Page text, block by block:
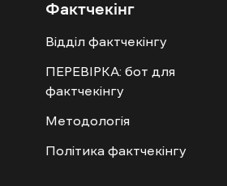
Фактчекінг
Відділ фактчекінгу
ПЕРЕВІРКА: бот для
фактчекінгу
Методологія
Політика фактчекінгу